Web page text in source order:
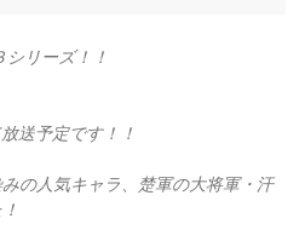
リーズ！！
送予定です！！
の人気キャラ、楚軍の大将軍・汗